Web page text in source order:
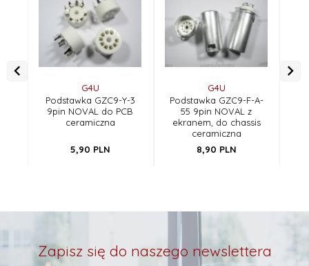
G4U
Podstawka GZC9-Y-3
9pin NOVAL do PCB
ceramiczna
5,90 PLN
G4U
Podstawka GZC9-F-A-
55 9pin NOVAL z
ekranem, do chassis
ceramiczna
8,90 PLN
Zapisz się do naszego newslettera